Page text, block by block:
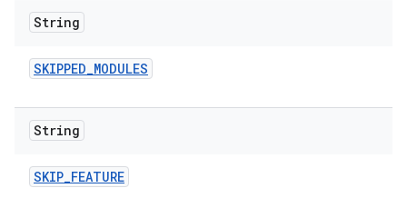
String
SKIPPED_MODULES
String
SKIP_FEATURE